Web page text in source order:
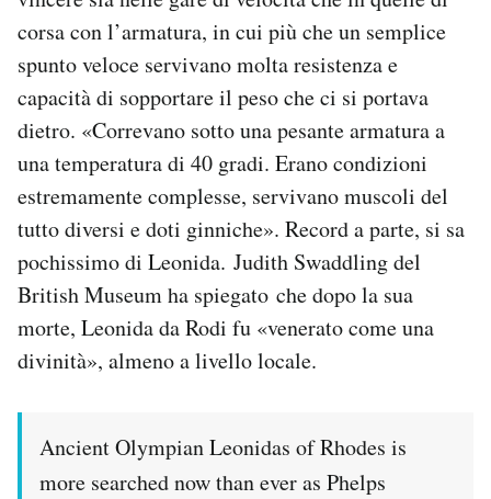
corsa con l’armatura, in cui più che un semplice
spunto veloce servivano molta resistenza e
capacità di sopportare il peso che ci si portava
dietro. «Correvano sotto una pesante armatura a
una temperatura di 40 gradi. Erano condizioni
estremamente complesse, servivano muscoli del
tutto diversi e doti ginniche». Record a parte, si sa
pochissimo di Leonida. Judith Swaddling del
British Museum ha spiegato che dopo la sua
morte, Leonida da Rodi fu «venerato come una
divinità», almeno a livello locale.
Ancient Olympian Leonidas of Rhodes is
more searched now than ever as Phelps